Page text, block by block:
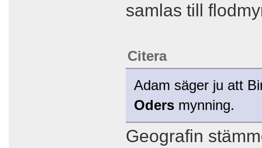
samlas till
Citera
Adam säger ju att
Odersmynning.
Geografin